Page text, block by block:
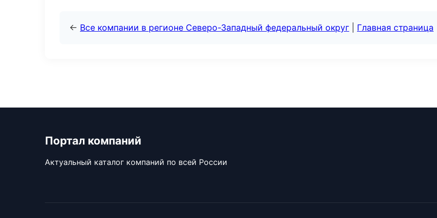
← Все компании в регионе Северо-Западный федеральный округ Главная страница
Портал компаний
Актуальный каталог компаний по всей России